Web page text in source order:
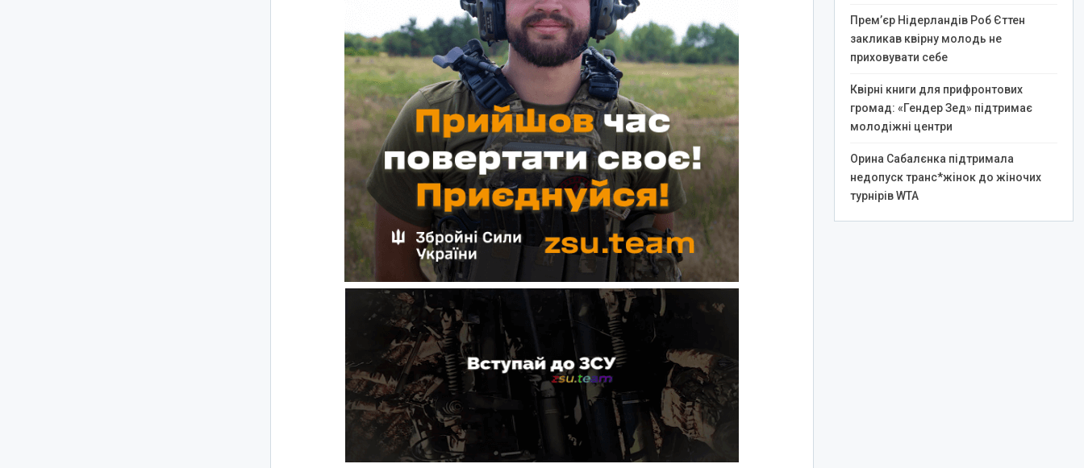
Прем’єр Нідерландів Роб Єттен
закликав квірну молодь не
приховувати себе
Квірні книги для прифронтових
громад: «Гендер Зед» підтримає
молодіжні центри
Орина Сабалєнка підтримала
недопуск транс*жінок до жіночих
турнірів WTA